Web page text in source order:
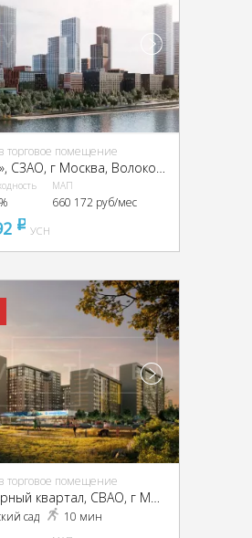
торговое помещение
МАП
660 172 руб/мес
pуб
УСН
торговое помещение
ЖК Легендарный квартал, CВАО, г Москва, Берёзовая аллея, д 17
сад 10 мин